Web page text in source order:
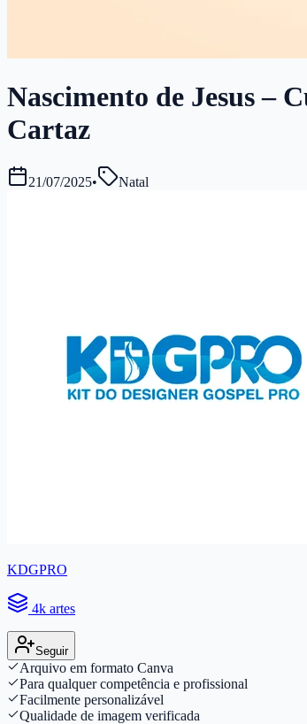
Nascimento de Jesus –
Cartaz
21/07/2025• Natal
KDGPRO
4k artes
Seguir
Arquivo em formato Canva
Para qualquer competência e profissional
Facilmente personalizável
Qualidade de imagem verificada